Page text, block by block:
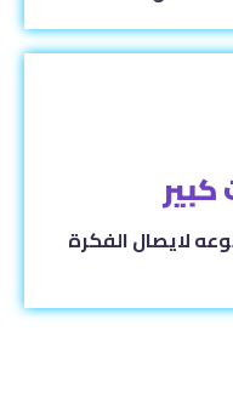
لايصال الفكرة